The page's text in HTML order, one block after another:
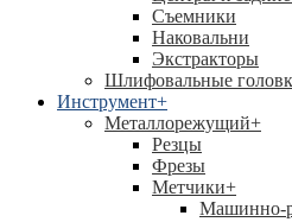
Съемники
Наковальни
Экстракторы
Шлифовальные
Инструмент+
Металлорежущий+
Резцы
Фрезы
Метчики+
Машинно-